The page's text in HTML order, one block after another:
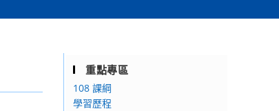
重點專區
108 課綱
學習歷程